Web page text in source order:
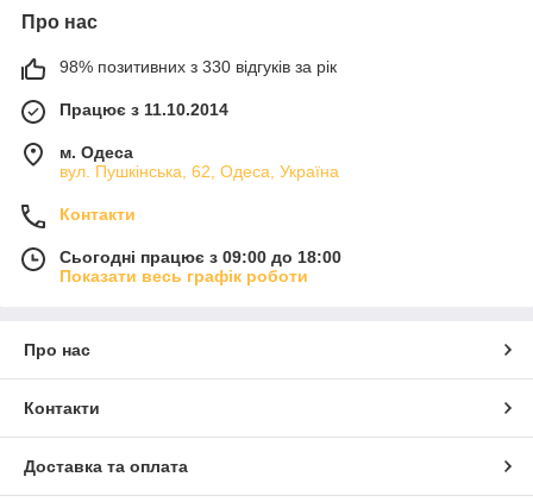
Про нас
98% позитивних з 330 відгуків за рік
Працює з 11.10.2014
м. Одеса
вул. Пушкінська, 62, Одеса, Україна
Контакти
Сьогодні працює з 09:00 до 18:00
Показати весь графік роботи
Про нас
Контакти
Доставка та оплата